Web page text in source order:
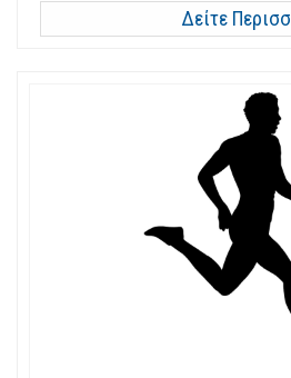
Δείτε